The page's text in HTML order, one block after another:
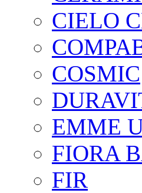
CIELO
COSMIC
EMME
FIORA
FIR